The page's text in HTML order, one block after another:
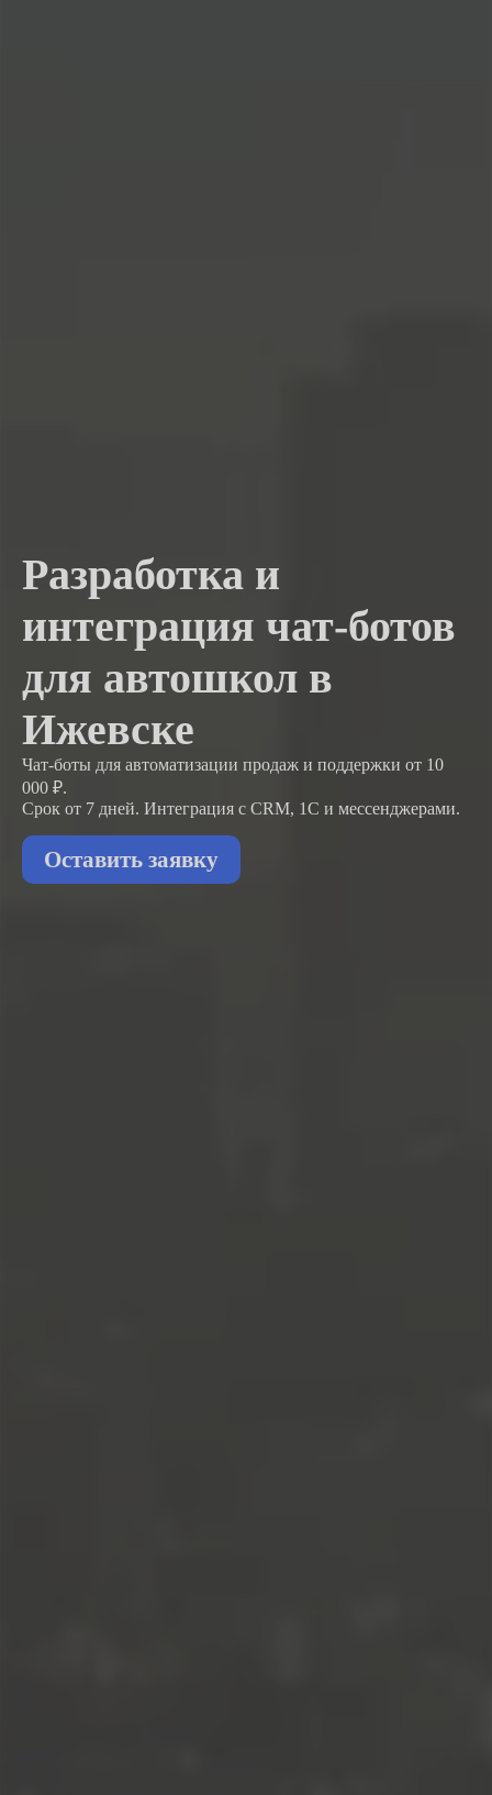
Разработка и
интеграция чат-ботов
для автошкол в
Ижевске
Чат-боты для автоматизации продаж и поддержки от 10
000 ₽.
Срок от 7 дней. Интеграция с CRM, 1С и мессенджерами.
Оставить заявку